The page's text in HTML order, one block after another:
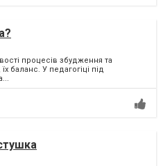
процесів збудження та
баланс. У педагогіці під